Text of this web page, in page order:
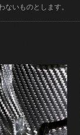
ないものとします。